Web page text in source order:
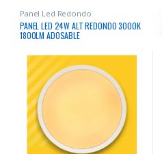
Panel Led Redondo
PANEL LED 24W ALT REDONDO 3000K
1800LM ADOSABLE